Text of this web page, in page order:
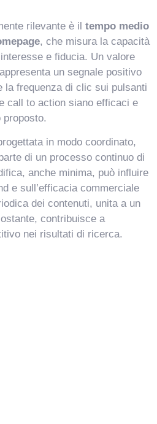
rilevante è il tempo medio
, che misura la capacità
e fiducia. Un valore
un segnale positivo
la frequenza di clic sui pulsanti
call to action siano efficaci e
in modo coordinato,
di un processo continuo di
anche minima, può influire
e sull’efficacia commerciale
dei contenuti, unita a un
contribuisce a
nei risultati di ricerca.